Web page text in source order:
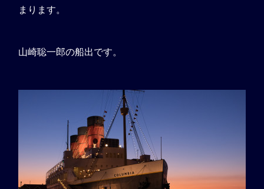
まります。
山崎聡一郎の船出です。